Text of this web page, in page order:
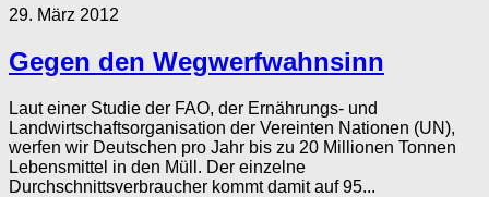
29. März 2012
Gegen den Wegwerfwahnsinn
Laut einer Studie der FAO, der Ernährungs- und
Landwirtschaftsorganisation der Vereinten Nationen (UN),
werfen wir Deutschen pro Jahr bis zu 20 Millionen Tonnen
Lebensmittel in den Müll. Der einzelne
Durchschnittsverbraucher kommt damit auf 95...